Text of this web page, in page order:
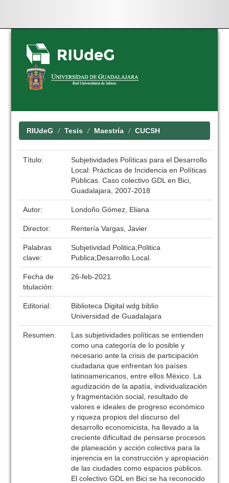
Skip
navigation
RIUdeG Tesis Maestría CUCSH
Título:
Subjetividades Políticas para el Desarrollo
Local: Prácticas de Incidencia en Políticas
Públicas. Caso colectivo GDL en Bici,
Guadalajara, 2007-2018
Autor: Londoño Gómez, Eliana
Director: Rentería Vargas, Javier
Palabras
clave:
Subjetividad Politica;Politica
Publica;Desarrollo Local.
Fecha de
titulación:
26-feb-2021
Editorial:
Biblioteca Digital wdg.biblio
Universidad de Guadalajara
Resumen:
Las subjetividades políticas se entienden
como una categoría de lo posible y
necesario ante la crisis de participación
ciudadana que enfrentan los países
latinoamericanos, entre ellos México. La
agudización de la apatía, individualización
y fragmentación social, resultado de
valores e ideales de progreso económico
y riqueza propios del discurso del
desarrollo economicista, ha llevado a la
creciente dificultad de pensarse procesos
de planeación y acción colectiva para la
injerencia en la construcción y apropiación
de las ciudades como espacios públicos.
El colectivo GDL en Bici se ha reconocido